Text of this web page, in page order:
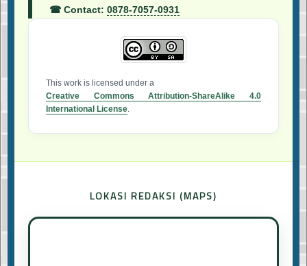
☎ Contact: 0878-7057-0931
This work is licensed under a
Creative Commons Attribution-ShareAlike 4.0
International License
LOKASI REDAKSI (MAPS)